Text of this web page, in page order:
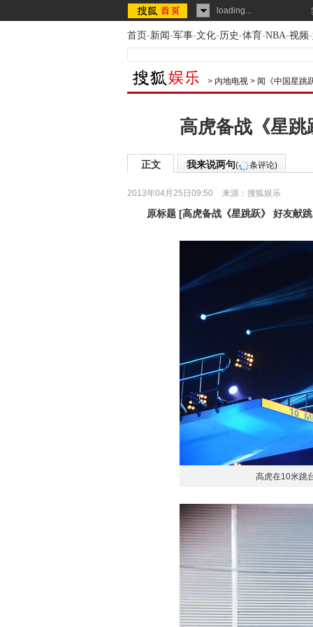
loading...
首页-新闻-军事-文化-历史-体育-NBA-视频-
> 内地电视 > 闻《中国星跳
高虎备战《星跳
正文 我来说两句( 条评论)
2013年04月25日09:50 来源： 搜狐娱乐
原标题 [高虎备战《星跳跃》 好友献
高虎在10米跳